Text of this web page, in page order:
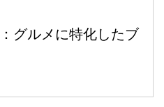
：グルメに特化したブ